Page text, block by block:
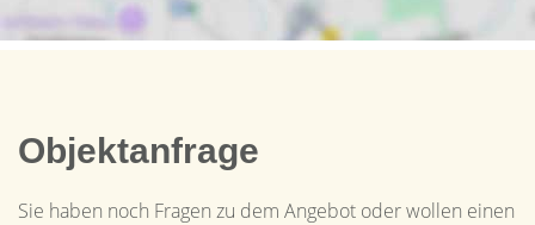
Objektanfrage
Sie haben noch Fragen zu dem Angebot oder wollen einen